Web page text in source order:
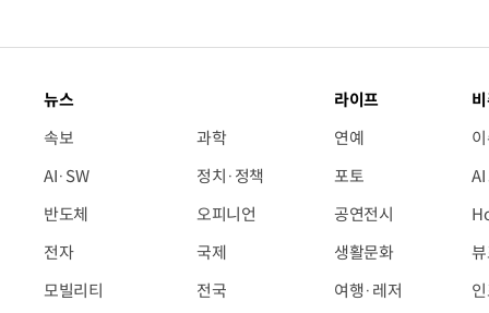
뉴스
속보
AI·SW
반도체
전자
모빌리티
과학
정치·정책
오피니언
국제
전국
라이프
연예
포토
공연전시
생활문화
여행·레저